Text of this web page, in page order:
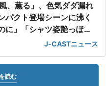
、薫る」、色気ダダ漏れ
パクト登場シーンに沸く
に」「シャツ姿艶っぽ
J-CASTニュース
読む